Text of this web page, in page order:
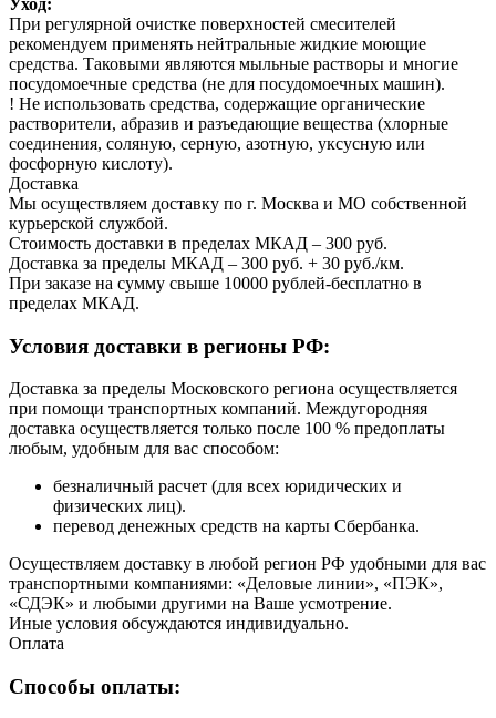
Уход:
При регулярной очистке поверхностей смесителей
рекомендуем применять нейтральные жидкие моющие
средства. Таковыми являются мыльные растворы и многие
посудомоечные средства (не для посудомоечных машин).
! Не использовать средства, содержащие органические
растворители, абразив и разъедающие вещества (хлорные
соединения, соляную, серную, азотную, уксусную или
фосфорную кислоту).
Доставка
Мы осуществляем доставку по г. Москва и МО собственной
курьерской службой.
Стоимость доставки в пределах МКАД – 300 руб.
Доставка за пределы МКАД – 300 руб. + 30 руб./км.
При заказе на сумму свыше 10000 рублей-бесплатно в
пределах МКАД.
Условия доставки в регионы РФ:
Доставка за пределы Московского региона осуществляется
при помощи транспортных компаний. Междугородняя
доставка осуществляется только после 100 % предоплаты
любым, удобным для вас способом:
безналичный расчет (для всех юридических и
физических лиц).
перевод денежных средств на карты Сбербанка.
Осуществляем доставку в любой регион РФ удобными для вас
транспортными компаниями: «Деловые линии», «ПЭК»,
«СДЭК» и любыми другими на Ваше усмотрение.
Иные условия обсуждаются индивидуально.
Оплата
Способы оплаты: